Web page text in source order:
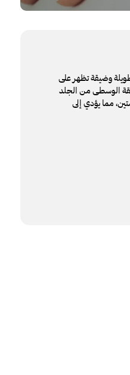
وضيقة تظهر على
الوسطى من الجلد
مما يؤدي إلى